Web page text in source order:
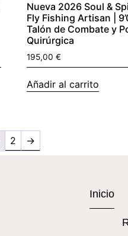
Nueva 2026 Soul &
Fly Fishing Artisan |
Talón de Combate y
Quirúrgica
195,00€
Añadir al carrito
2 →
Inicio